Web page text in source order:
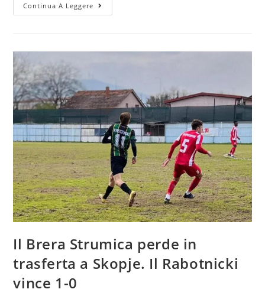
Continua A Leggere
Il Brera Strumica perde in
trasferta a Skopje. Il Rabotnicki
vince 1-0